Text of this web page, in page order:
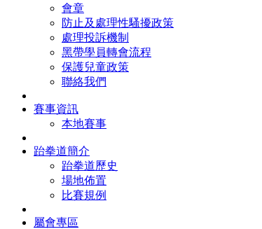
會章
防止及處理性騷擾政策
處理投訴機制
黑帶學員轉會流程
保護兒童政策
聯絡我們
賽事資訊
本地賽事
跆拳道簡介
跆拳道歷史
場地佈置
比賽規例
屬會專區